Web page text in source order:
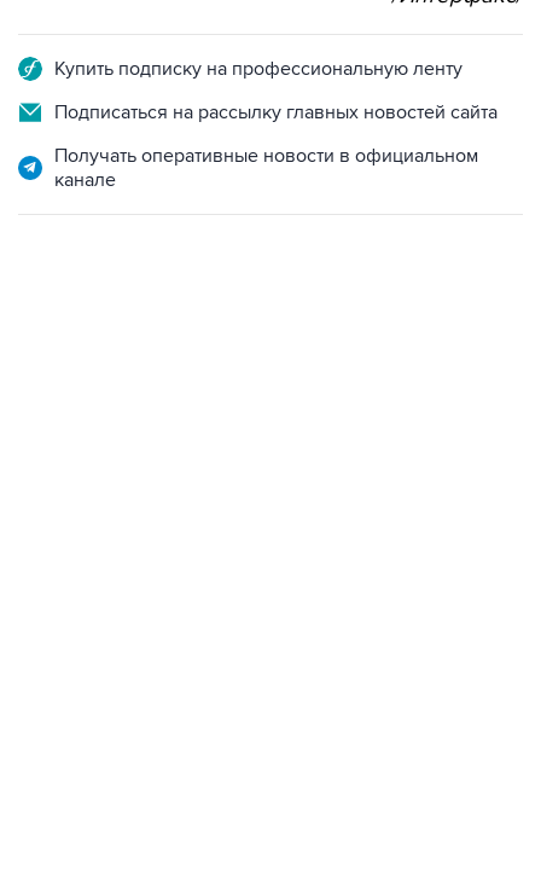
Купить подписку на профессиональную ленту
Подписаться на рассылку главных новостей сайта
Получать оперативные новости в официальном
канале